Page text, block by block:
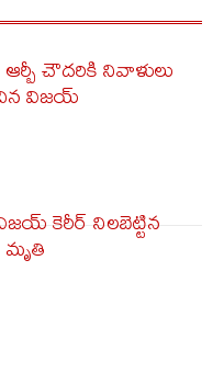
చౌదరికి నివాళులు
విజయ్
కెరీర్ నిలబెట్టిన